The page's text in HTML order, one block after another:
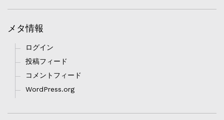
メタ情報
ログイン
投稿フィード
コメントフィード
WordPress.org